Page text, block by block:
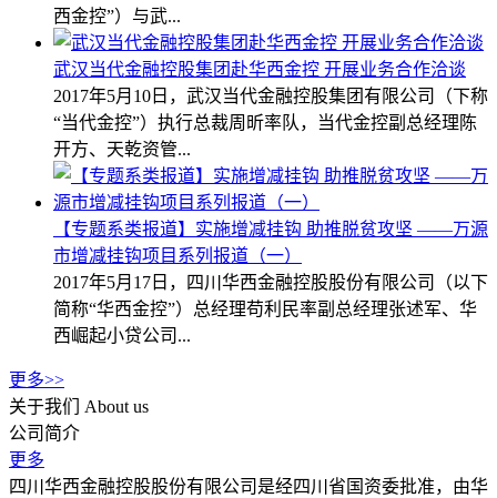
西金控”）与武...
武汉当代金融控股集团赴华西金控 开展业务合作洽谈
2017年5月10日，武汉当代金融控股集团有限公司（下称
“当代金控”）执行总裁周昕率队，当代金控副总经理陈
开方、天乾资管...
【专题系类报道】实施增减挂钩 助推脱贫攻坚 ——万源
市增减挂钩项目系列报道（一）
2017年5月17日，四川华西金融控股股份有限公司（以下
简称“华西金控”）总经理苟利民率副总经理张述军、华
西崛起小贷公司...
更多>>
关于我们
About us
公司简介
更多
四川华西金融控股股份有限公司是经四川省国资委批准，由华